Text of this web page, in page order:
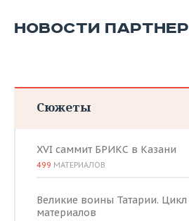
НОВОСТИ
Сюжеты
XVI саммит БРИКС в Казани
499 МАТЕРИАЛОВ
Великие воины Татарии. Цикл
материалов